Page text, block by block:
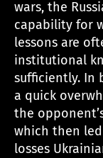
wars, the
capability for
lessons are
institutional
sufficiently. In
a quick
the
which then
losses